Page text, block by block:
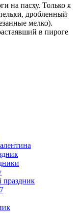
на пасху. Только я
дробленный
мелко).
в пироге
праздник